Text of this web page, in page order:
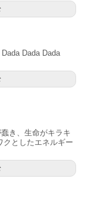
Dada Dada
き、生命がキラキ
クとしたエネルギー